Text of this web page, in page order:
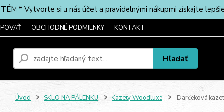
* Vytvorte si u nás účet a pravidelnými nákupmi získajte
OBCHODNÉ PODMIENKY KONTAKT
Hľadať
Úvod SKLO NA PÁLENKU Kazety Woodluxe Darčeková